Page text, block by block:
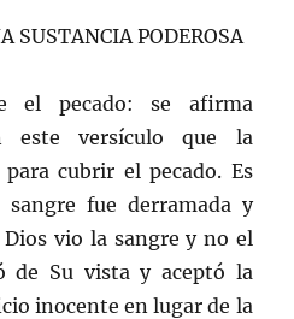
SUSTANCIA PODEROSA
el pecado: se afirma
este versículo que la
cubrir el pecado. Es
sangre fue derramada y
vio la sangre y no el
de Su vista y aceptó la
inocente en lugar de la